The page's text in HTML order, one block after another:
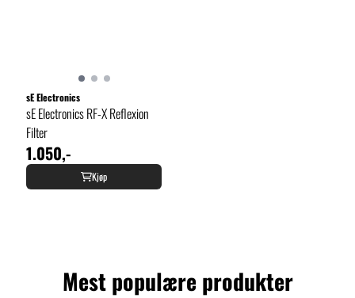
sE Electronics
sE Electronics RF-X Reflexion
Filter
1.050,-
Kjøp
Mest populære produkter